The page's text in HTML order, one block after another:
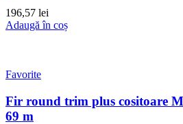
196,57 lei
Adaugă în coș
Favorite
Fir round trim plus cositoare
69 m